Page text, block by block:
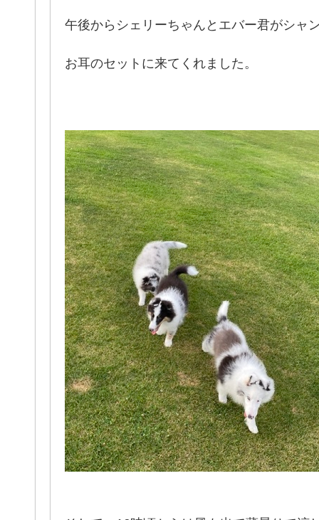
午後からシェリーちゃんとエバー君がシャ
お耳のセットに来てくれました。